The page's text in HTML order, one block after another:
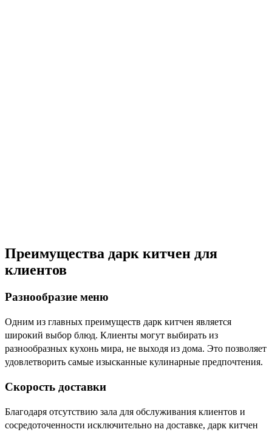
Преимущества дарк китчен для
клиентов
Разнообразие меню
Одним из главных преимуществ дарк китчен является
широкий выбор блюд. Клиенты могут выбирать из
разнообразных кухонь мира, не выходя из дома. Это позволяет
удовлетворить самые изысканные кулинарные предпочтения.
Скорость доставки
Благодаря отсутствию зала для обслуживания клиентов и
сосредоточенности исключительно на доставке, дарк китчен